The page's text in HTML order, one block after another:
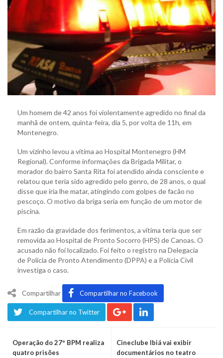
Um homem de 42 anos foi violentamente agredido no final da
manhã de ontem, quinta-feira, dia 5, por volta de 11h, em
Montenegro.
Um vizinho levou a vítima ao Hospital Montenegro (HM
Regional). Conforme informações da Brigada Militar, o
morador do bairro Santa Rita foi atendido ainda consciente e
relatou que teria sido agredido pelo genro, de 28 anos, o qual
disse que iria lhe matar, atingindo com golpes de facão no
pescoço. O motivo da briga seria em função de um motor de
piscina.
Em razão da gravidade dos ferimentos, a vítima teria que ser
removida ao Hospital de Pronto Socorro (HPS) de Canoas. O
acusado não foi localizado. Foi feito o registro na Delegacia
de Polícia de Pronto Atendimento (DPPA) e a Polícia Civil
investiga o caso.
Compartilhar Compartilhar no Facebook
Compartilhar no Twitter
Operação do 27º BPM realiza
quatro prisões
Cineclube Ibiá vai exibir
documentários no teatro